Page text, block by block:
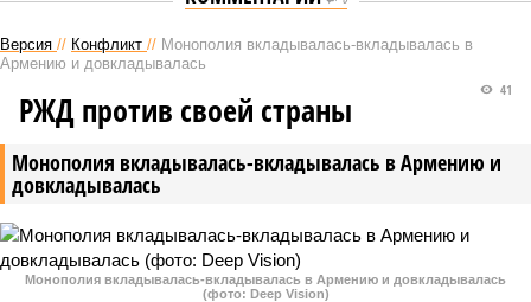
Версия // Конфликт // Монополия вкладывалась-вкладывалась в
Армению и довкладывалась
Монополия вкладывалась-вкладывалась в Армению и
довкладывалась
41
РЖД против своей страны
Монополия вкладывалась-вкладывалась в Армению и довкладывалась
(фото: Deep Vision)